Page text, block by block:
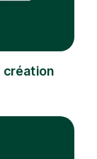
création